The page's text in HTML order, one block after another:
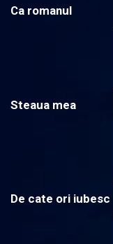
Ca romanul
Steaua mea
De cate ori iubesc